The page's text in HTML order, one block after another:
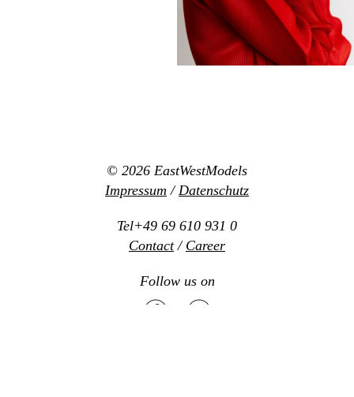
© 2026 EastWestModels
Impressum / Datenschutz
Tel+49 69 610 931 0
Contact/ Career
Follow us on